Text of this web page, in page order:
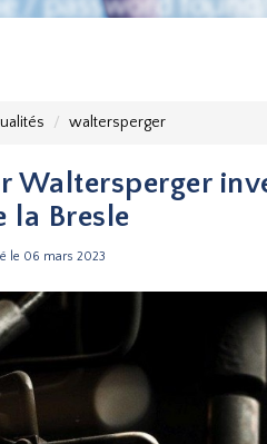
waltersperger
Waltersperger
la Bresle
le 06 mars 2023